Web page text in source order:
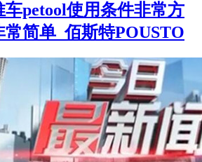
车petool使用条件非常方
简单_佰斯特POUSTO